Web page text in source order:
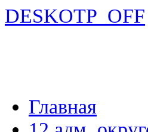
DESKOTP_OFF
Главная